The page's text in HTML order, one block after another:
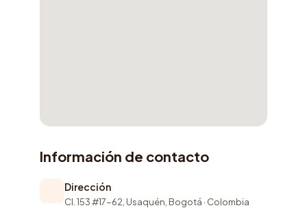
Información de contacto
Dirección
Cl. 153 #17-62, Usaquén, Bogotá · Colombia